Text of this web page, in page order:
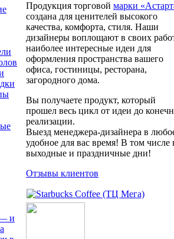
и
Продукция торговой марки
создана для ценителей высокого
качества, комфорта, стиля. Наши
дизайнеры воплощают в своих
наиболее интересные идеи для
оформления пространства вашего
офиса, гостиницы, ресторана,
загородного дома.
Вы получаете продукт, который
прошел весь цикл от идеи до
реализации.
Выезд менеджера-дизайнера в
удобное для вас время! В том числе
выходные и праздничные дни!
Отзывы клиентов